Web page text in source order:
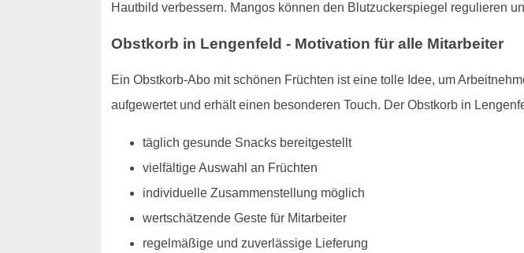
Hautbild verbessern. Mangos können den Blutzuckerspiegel regulieren
Obstkorb in Lengenfeld - Motivation für alle Mitarbeiter
Ein Obstkorb-Abo mit schönen Früchten ist eine tolle Idee, um
aufgewertet und erhält einen besonderen Touch. Der Obstkorb in
täglich gesunde Snacks bereitgestellt
vielfältige Auswahl an Früchten
individuelle Zusammenstellung möglich
wertschätzende Geste für Mitarbeiter
regelmäßige und zuverlässige Lieferung